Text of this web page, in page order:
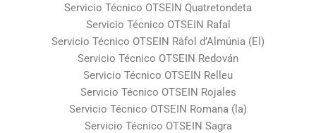
Servicio Técnico OTSEIN Quatretondeta
Servicio Técnico OTSEIN Rafal
Servicio Técnico OTSEIN Ràfol d’Almúnia (El)
Servicio Técnico OTSEIN Redován
Servicio Técnico OTSEIN Relleu
Servicio Técnico OTSEIN Rojales
Servicio Técnico OTSEIN Romana (la)
Servicio Técnico OTSEIN Sagra